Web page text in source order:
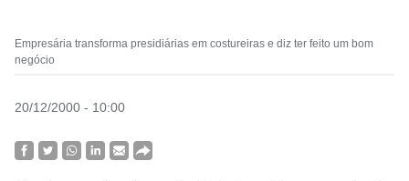
Empresária transforma presidiárias em costureiras e diz ter feito um bom
negócio
20/12/2000 - 10:00